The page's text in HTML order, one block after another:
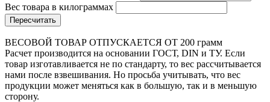
Вес товара в килограммах
Пересчитать
ВЕСОВОЙ ТОВАР ОТПУСКАЕТСЯ ОТ 200 грамм
Расчет производится на основании ГОСТ, DIN и ТУ. Если
товар изготавливается не по стандарту, то вес рассчитывается
нами после взвешивания. Но просьба учитывать, что вес
продукции может меняться как в большую, так и в меньшую
сторону.